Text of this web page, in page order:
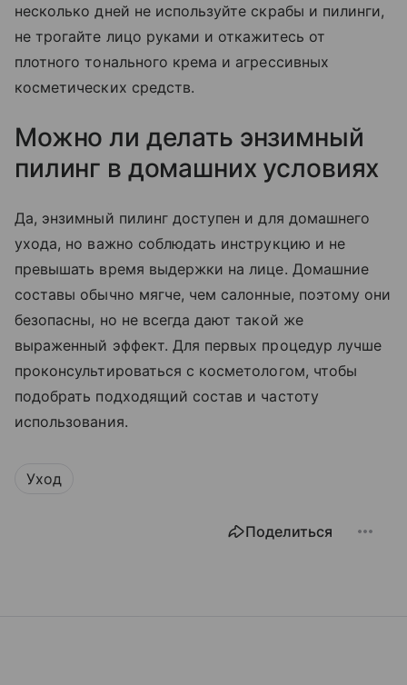
несколько дней не используйте скрабы и пилинги,
не трогайте лицо руками и откажитесь от
плотного тонального крема и агрессивных
косметических средств.
Можно ли делать энзимный
пилинг в домашних условиях
Да, энзимный пилинг доступен и для домашнего
ухода, но важно соблюдать инструкцию и не
превышать время выдержки на лице. Домашние
составы обычно мягче, чем салонные, поэтому они
безопасны, но не всегда дают такой же
выраженный эффект. Для первых процедур лучше
проконсультироваться с косметологом, чтобы
подобрать подходящий состав и частоту
использования.
Уход
Поделиться